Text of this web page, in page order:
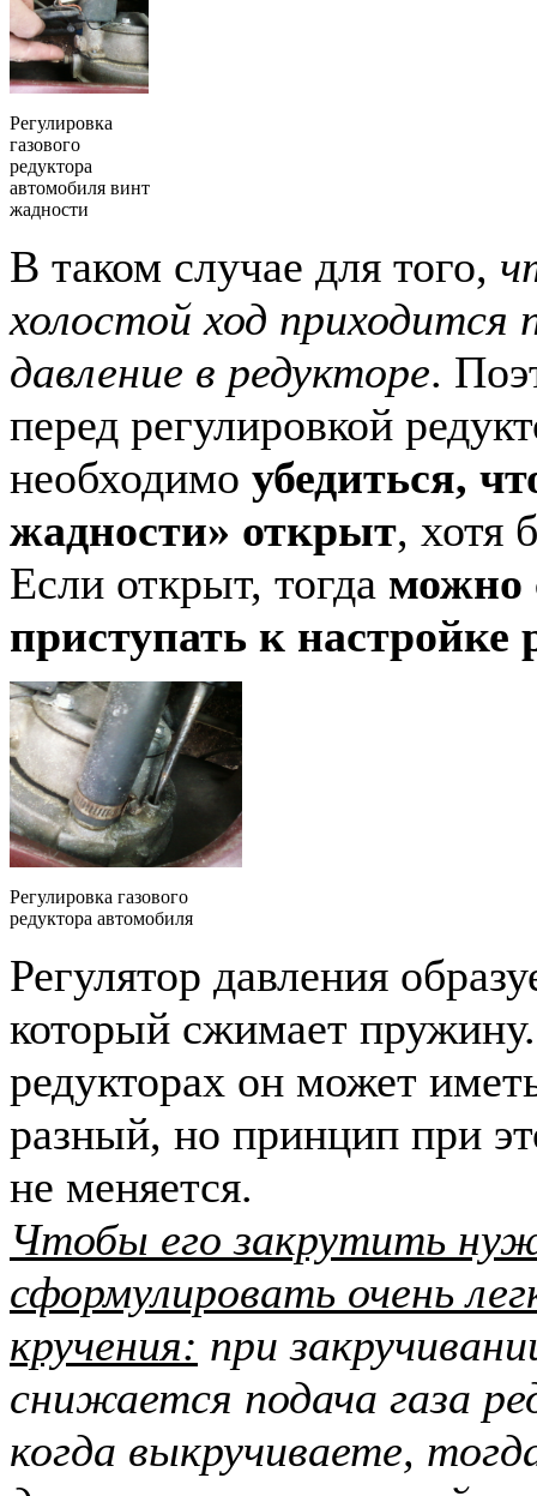
Регулировка
газового
редуктора
автомобиля винт
жадности
В таком случае для того,
холостой ход приходится
давление в редукторе.
перед регулировкой
необходимо убедиться,
жадности» открыт, хотя
Если открыт, тогда можно
приступать к настройке
Регулировка газового
редуктора автомобиля
Регулятор давления
который сжимает
редукторах он может
разный, но принцип при
не меняется.
Чтобы его закрутить
сформулировать очень
кручения: при
снижается подача газа
когда выкручиваете,